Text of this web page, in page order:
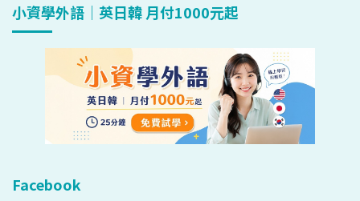
小資學外語｜英日韓 月付1000元起
Facebook